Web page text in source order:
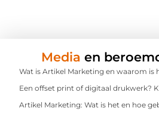
Media en
Wat is Artikel Marketing en waarom is
Een offset print of digitaal drukwerk?
Artikel Marketing: Wat is het en hoe